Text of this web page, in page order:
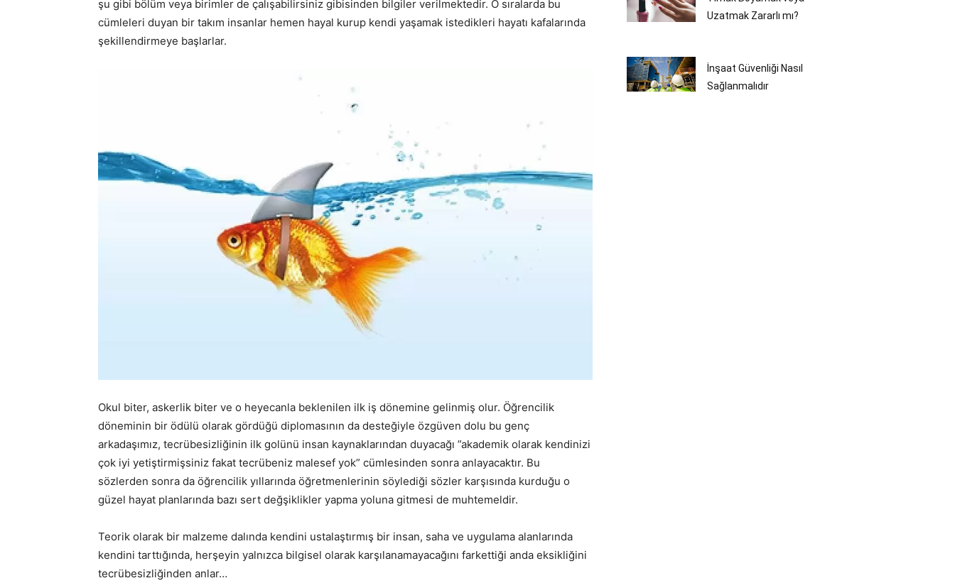
şu gibi bölüm veya birimler de çalışabilirsiniz gibisinden bilgiler verilmektedir. O sıralarda bu
cümleleri duyan bir takım insanlar hemen hayal kurup kendi yaşamak istedikleri hayatı kafalarında
şekillendirmeye başlarlar.
Okul biter, askerlik biter ve o heyecanla beklenilen ilk iş dönemine gelinmiş olur. Öğrencilik
döneminin bir ödülü olarak gördüğü diplomasının da desteğiyle özgüven dolu bu genç
arkadaşımız, tecrübesizliğinin ilk golünü insan kaynaklarından duyacağı ”akademik olarak kendinizi
çok iyi yetiştirmişsiniz fakat tecrübeniz malesef yok” cümlesinden sonra anlayacaktır. Bu
sözlerden sonra da öğrencilik yıllarında öğretmenlerinin söylediği sözler karşısında kurduğu o
güzel hayat planlarında bazı sert değşiklikler yapma yoluna gitmesi de muhtemeldir.
Teorik olarak bir malzeme dalında kendini ustalaştırmış bir insan, saha ve uygulama alanlarında
kendini tarttığında, herşeyin yalnızca bilgisel olarak karşılanamayacağını farkettiği anda eksikliğini
tecrübesizliğinden anlar…
Uzatmak Zararlı mı?
İnşaat Güvenliği Nasıl
Sağlanmalıdır